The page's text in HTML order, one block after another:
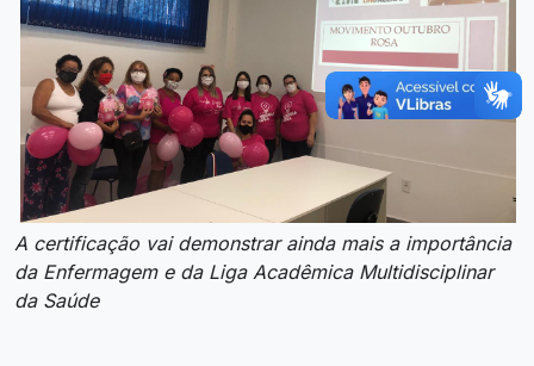
A certificação vai demonstrar ainda mais a importância
da Enfermagem e da Liga Acadêmica Multidisciplinar
da Saúde